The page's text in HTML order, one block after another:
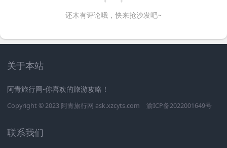
还木有评论哦，快来抢沙发吧~
关于本站
阿青旅行网-你喜欢的旅游攻略！
Copyright © 2023 阿青旅行网 ask.xzcyts.com 渝ICP备2022001649号
联系我们